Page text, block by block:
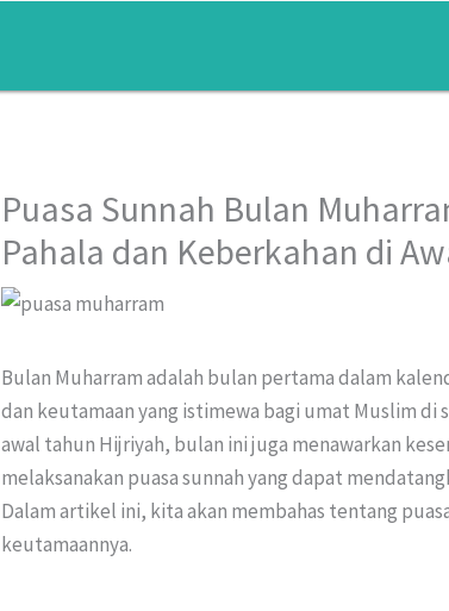
Puasa Sunnah Bulan
Pahala dan Keberkahan di
Bulan Muharram adalah bulan pertama dalam
dan keutamaan yang istimewa bagi umat Muslim di
awal tahun Hijriyah, bulan ini juga menawarkan
melaksanakan puasa sunnah yang dapat
Dalam artikel ini, kita akan membahas tentang
keutamaannya.